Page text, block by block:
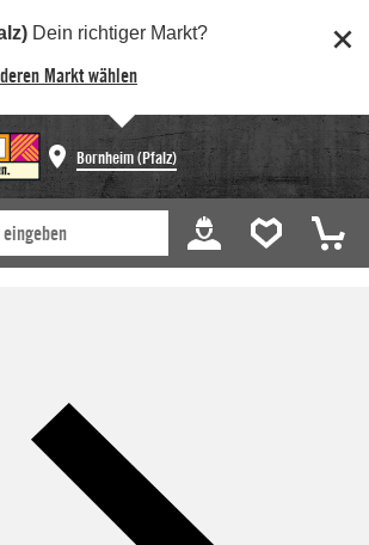
Dein richtiger Markt?
Markt wählen
Bornheim (Pfalz)